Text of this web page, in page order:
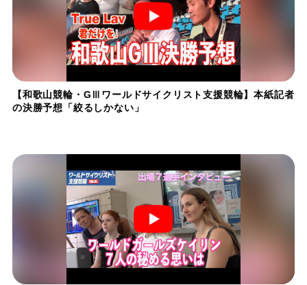
【和歌山競輪・GⅢワールドサイクリスト支援競輪】本紙記者
の決勝予想「絞るしかない」